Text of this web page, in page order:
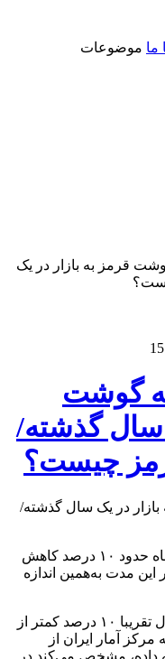
ما موضوعات
قرمز به بازار در یک
گوشت
سال گذشته/
چیست؟
عرضه گوشت قرمز به بازار ظرف یک ماه حدود ۱۰ درصد کاهش
مدت به‌همین اندازه
فرارو نوشت: گوشت قرمز دی‌ماه امسال تقریبا ۱۰ درصد کمتر از
آمار ایران از
داده، مشخص می‌کند در